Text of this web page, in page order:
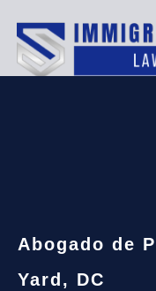
Abogado de
Yard, DC